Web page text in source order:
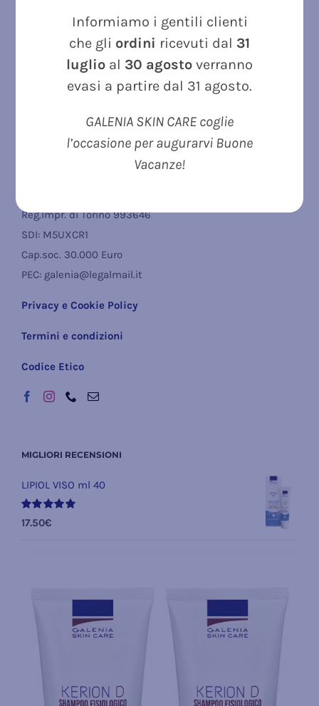
Strada Del Casas 6/2 BIS – 10090 ROSTA (TO)
Sede Operativa:
Reg.Impr. di Torino 993646
SDI: M5UXCR1
Cap.soc. 30.000 Euro
PEC: galenia@legalmail.it
Privacy e Cookie Policy
Termini e condizioni
Codice Etico
MIGLIORI RECENSIONI
LIPIOL VISO ml 40
Valutato
17.50€
Informiamo i gentili clienti
che gli ordini ricevuti dal 31
luglio al 30 agosto verranno
evasi a partire dal 31 agosto.
GALENIA SKIN CARE coglie
l’occasione per augurarvi Buone
Vacanze!